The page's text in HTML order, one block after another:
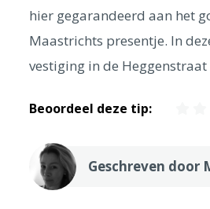
hier gegarandeerd aan het
Maastrichts presentje. In
vestiging in de
Beoordeel deze tip:
Geschreven door